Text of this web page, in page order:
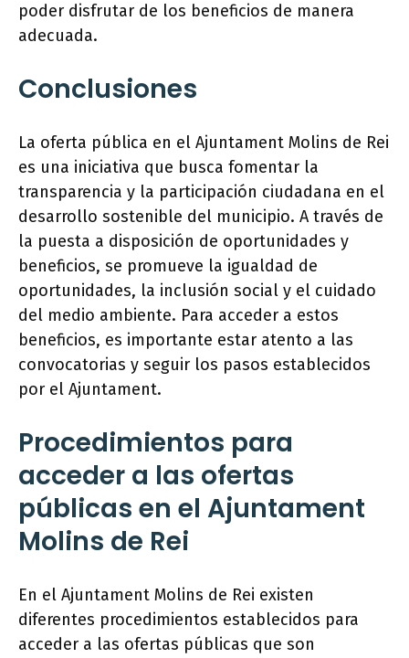
poder disfrutar de los beneficios de manera
adecuada.
Conclusiones
La oferta pública en el Ajuntament Molins de Rei
es una iniciativa que busca fomentar la
transparencia y la participación ciudadana en el
desarrollo sostenible del municipio. A través de
la puesta a disposición de oportunidades y
beneficios, se promueve la igualdad de
oportunidades, la inclusión social y el cuidado
del medio ambiente. Para acceder a estos
beneficios, es importante estar atento a las
convocatorias y seguir los pasos establecidos
por el Ajuntament.
Procedimientos para
acceder a las ofertas
públicas en el Ajuntament
Molins de Rei
En el Ajuntament Molins de Rei existen
diferentes procedimientos establecidos para
acceder a las ofertas públicas que son